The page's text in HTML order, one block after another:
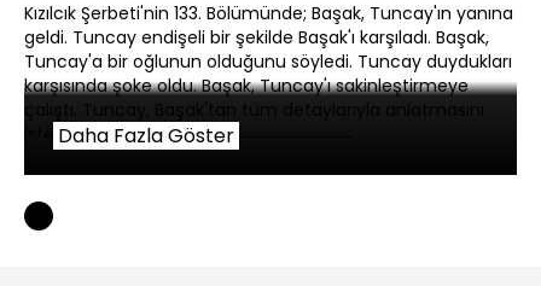
Kızılcık Şerbeti'nin 133. Bölümünde; Başak, Tuncay'ın yanına
geldi. Tuncay endişeli bir şekilde Başak'ı karşıladı. Başak,
Tuncay'a bir oğlunun olduğunu söyledi. Tuncay duydukları
karşısında şoke oldu. Başak, Tuncay'ı sakinleştirmeye
çalıştı. Tuncay, Başak'tan tüm detaylarıyla anlatmasını
istedi.Daha Fazla Göster